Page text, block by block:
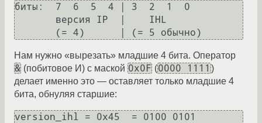
биты:  7  6  5  4 | 3  2  1  0
Нам нужно «вырезать» младшие 4 бита. Оператор
& (побитовое И) с маской 0x0F (0000 1111 )
делает именно это — оставляет только младшие 4
бита, обнуляя старшие:
version_ihl = 0x45  = 0100 0101